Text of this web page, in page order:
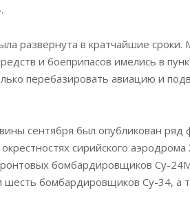
развернута в кратчайшие
и боеприпасов имелись в
перебазировать авиацию и
сентября был опубликован ряд
сирийского
бомбардировщиков Су-
шесть бомбардировщиков Су-34, а